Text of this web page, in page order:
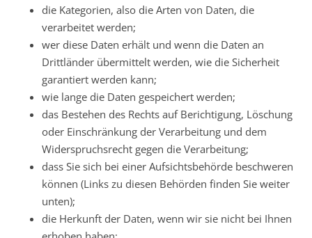
die Kategorien, also die Arten von Daten, die
verarbeitet werden;
wer diese Daten erhält und wenn die Daten an
Drittländer übermittelt werden, wie die Sicherheit
garantiert werden kann;
wie lange die Daten gespeichert werden;
das Bestehen des Rechts auf Berichtigung, Löschung
oder Einschränkung der Verarbeitung und dem
Widerspruchsrecht gegen die Verarbeitung;
dass Sie sich bei einer Aufsichtsbehörde beschweren
können (Links zu diesen Behörden finden Sie weiter
unten);
die Herkunft der Daten, wenn wir sie nicht bei Ihnen